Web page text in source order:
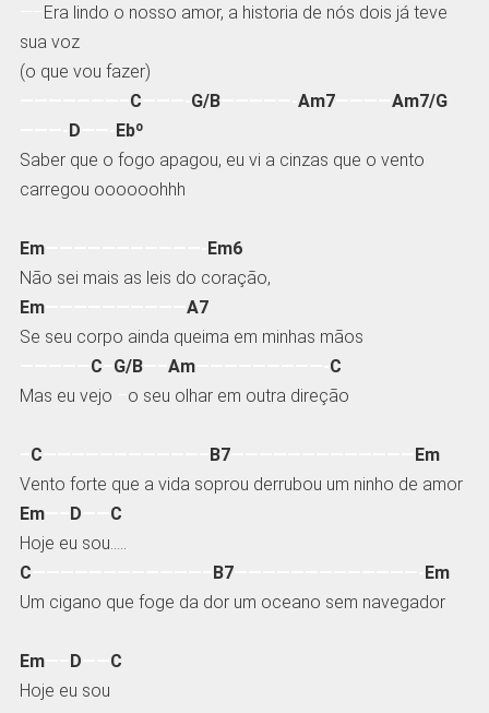
Era lindo o nosso amor, a historia de nós dois já teve
sua voz
(o que vou fazer)
C G/B—————- Am7———— Am7/G
D
Ebº
Saber que o fogo apagou, eu vi a cinzas que o vento
carregou oooooohhh
Em———————————- Em6
Não sei mais as leis do coração,
Em—————————— A7
Se seu corpo ainda queima em minhas mãos
C G/B—– Am—————————- C
Mas eu vejo
o seu olhar em outra direção
C B7————————————— Em
Vento forte que a vida soprou derrubou um ninho de amor
Em—– D
C
Hoje eu sou…..
C
B7—————————————- Em
Um cigano que foge da dor um oceano sem navegador
Em—– D
C
Hoje eu sou